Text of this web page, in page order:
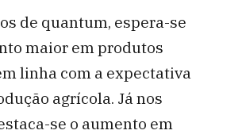
de quantum, espera-se
maior em produtos
linha com a expectativa
agrícola. Já nos
se o aumento em